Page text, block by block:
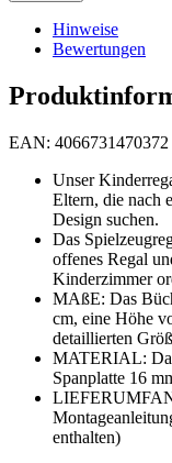
Hinweise
Bewertungen
EAN: 4066731470372
Unser
Eltern, die nach
Design suchen.
Das
offenes Regal
Kinderzimmer
MAßE: Das
cm, eine Höhe
detaillierten
MATERIAL:
Spanplatte 16
enthalten)